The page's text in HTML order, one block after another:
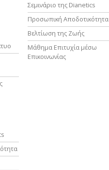
Σεμινάριο της Dianetics
Προσωπική Αποδοτικότητα
Βελτίωση της Ζωής
Μάθημα Επιτυχία μέσω
Επικοινωνίας